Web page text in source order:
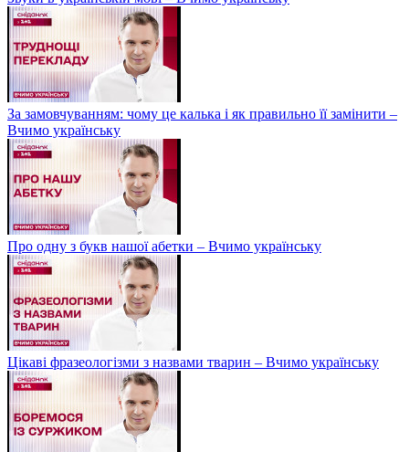
За замовчуванням: чому це калька і як правильно її замінити –
Вчимо українську
Про одну з букв нашої абетки – Вчимо українську
Цікаві фразеологізми з назвами тварин – Вчимо українську